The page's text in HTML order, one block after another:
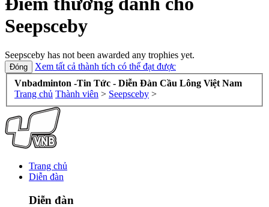
Seepsceby
Seepsceby has not been awarded any trophies yet.
Xem tất cả thành tích có thể đạt được
Vnbadminton -Tin Tức - Diễn Đàn Cầu Lông Việt Nam
Trang chủ Thành viên > Seepsceby >
Trang chủ
Diễn đàn
Diễn đàn